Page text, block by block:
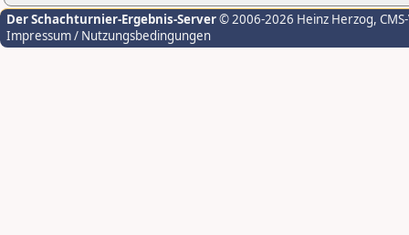
Der Schachturnier-Ergebnis-Server© 2006-2026 Heinz Herzog,
Impressum / Nutzungsbedingungen